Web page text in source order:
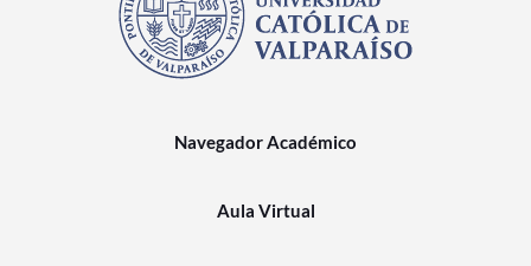
Navegador Académico
Aula Virtual